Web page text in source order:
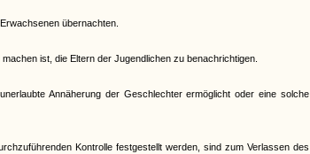
übernachten.
ist, die Eltern der Jugendlichen zu benachrichtigen.
Annäherung der Geschlechter ermöglicht oder eine solche
Kontrolle festgestellt werden, sind zum Verlassen des